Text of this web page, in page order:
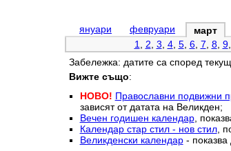
януари
февруари март
1
2 3 4, 5, 6, 7 8, 9,
Забележка: датите са според
Вижте също:
НОВО! Православни подвижни
зависят от датата на Великден;
Вечен годишен календар,
Календар стар стил - нов стил,
Великденски календар- показва